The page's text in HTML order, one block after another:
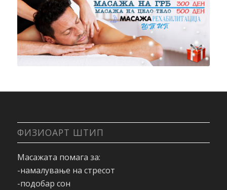
ФИЗИОАРТ ШТИП
Масажата помага за:
-намалување на стресот
-подобар сон